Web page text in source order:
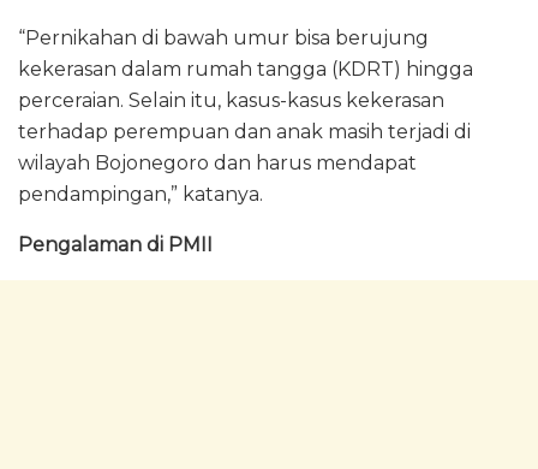
“Pernikahan di bawah umur bisa berujung
kekerasan dalam rumah tangga (KDRT) hingga
perceraian. Selain itu, kasus-kasus kekerasan
terhadap perempuan dan anak masih terjadi di
wilayah Bojonegoro dan harus mendapat
pendampingan,” katanya.
Pengalaman di PMII